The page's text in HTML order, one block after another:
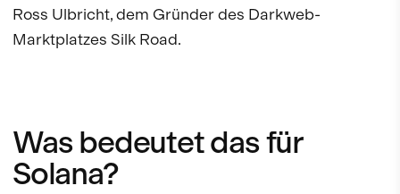
Ross Ulbricht, dem Gründer des Darkweb-
Marktplatzes Silk Road.
Was bedeutet das für
Solana?